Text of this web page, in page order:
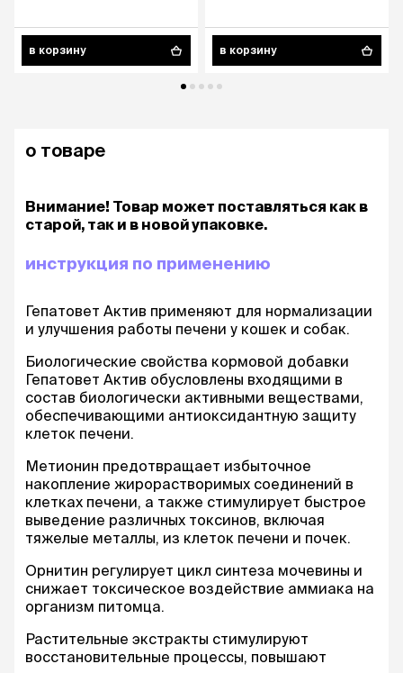
в корзину в корзину
о товаре
Внимание! Товар может поставляться как в
старой, так и в новой упаковке.
инструкция по применению
Гепатовет Актив применяют для нормализации
и улучшения работы печени у кошек и собак.
Биологические свойства кормовой добавки
Гепатовет Актив обусловлены входящими в
состав биологически активными веществами,
обеспечивающими антиоксидантную защиту
клеток печени.
Метионин предотвращает избыточное
накопление жирорастворимых соединений в
клетках печени, а также стимулирует быстрое
выведение различных токсинов, включая
тяжелые металлы, из клеток печени и почек.
Орнитин регулирует цикл синтеза мочевины и
снижает токсическое воздействие аммиака на
организм питомца.
Растительные экстракты стимулируют
восстановительные процессы, повышают